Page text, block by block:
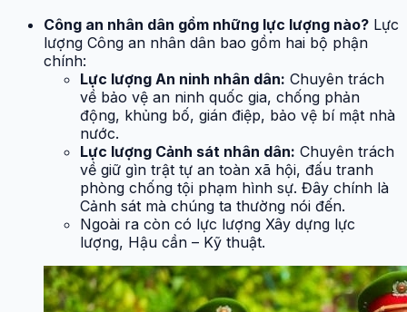
Công an nhân dân gồm những lực lượng nào? Lực
lượng Công an nhân dân bao gồm hai bộ phận
chính:
Lực lượng An ninh nhân dân: Chuyên trách
về bảo vệ an ninh quốc gia, chống phản
động, khủng bố, gián điệp, bảo vệ bí mật nhà
nước.
Lực lượng Cảnh sát nhân dân: Chuyên trách
về giữ gìn trật tự an toàn xã hội, đấu tranh
phòng chống tội phạm hình sự. Đây chính là
Cảnh sát mà chúng ta thường nói đến.
Ngoài ra còn có lực lượng Xây dựng lực
lượng, Hậu cần – Kỹ thuật.